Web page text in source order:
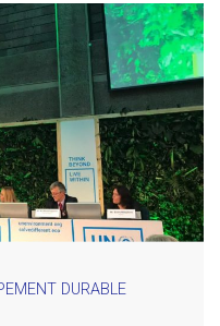
DURABLE